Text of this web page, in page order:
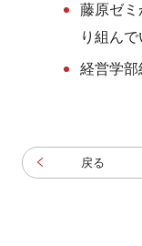
藤原ゼミ
り組んで
経営学部
戻る